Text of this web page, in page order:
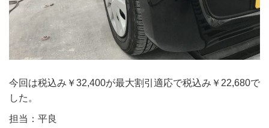
今回は税込み￥32,400が最大割引適応で税込み￥22,680で
した。
担当：平良